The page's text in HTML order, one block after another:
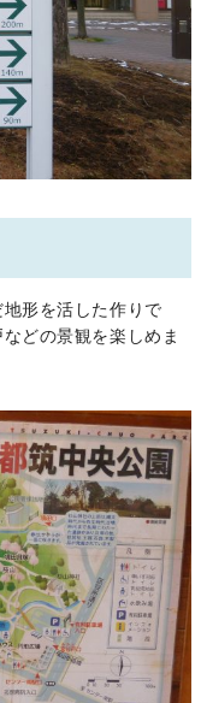
形を活した作りで
どの景観を楽しめま